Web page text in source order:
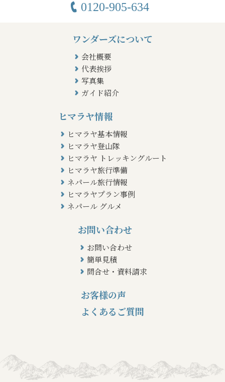
0120-905-634
ワンダーズについて
会社概要
代表挨拶
写真集
ガイド紹介
ヒマラヤ情報
ヒマラヤ基本情報
ヒマラヤ登山隊
ヒマラヤ トレッキングルート
ヒマラヤ旅行準備
ネパール旅行情報
ヒマラヤプラン事例
ネパール グルメ
お問い合わせ
お問い合わせ
簡単見積
問合せ・資料請求
お客様の声
よくあるご質問